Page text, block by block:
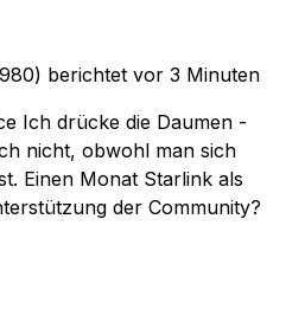
berichtet vor 3 Minuten
Ich drücke die Daumen -
nicht, obwohl man sich
Einen Monat Starlink als
der Community?